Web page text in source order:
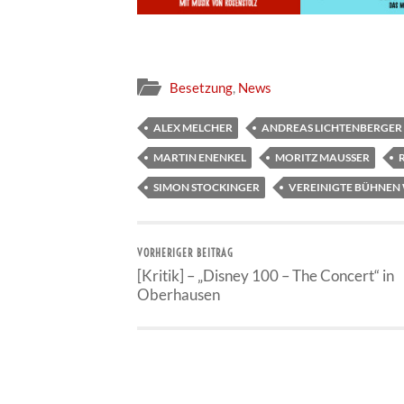
Besetzung, News
ALEX MELCHER ANDREAS LICHTENBERGER
MARTIN ENENKEL MORITZ MAUSSER
SIMON STOCKINGER VEREINIGTE BÜHNEN
VORHERIGER BEITRAG
[Kritik] – „Disney 100 – The Concert“ in
Oberhausen